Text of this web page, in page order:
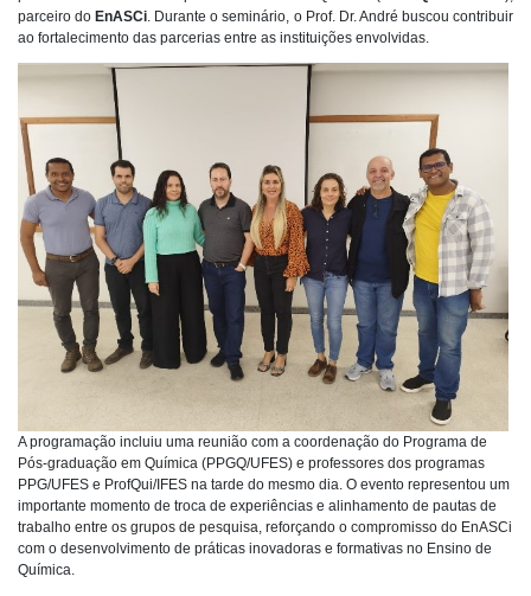
parceiro do EnASCi. Durante o seminário, o Prof. Dr. André buscou contribuir
ao fortalecimento das parcerias entre as instituições envolvidas.
A programação incluiu uma reunião com a coordenação do Programa de
Pós-graduação em Química (PPGQ/UFES) e professores dos programas
PPG/UFES e ProfQui/IFES na tarde do mesmo dia. O evento representou um
importante momento de troca de experiências e alinhamento de pautas de
trabalho entre os grupos de pesquisa, reforçando o compromisso do EnASCi
com o desenvolvimento de práticas inovadoras e formativas no Ensino de
Química.